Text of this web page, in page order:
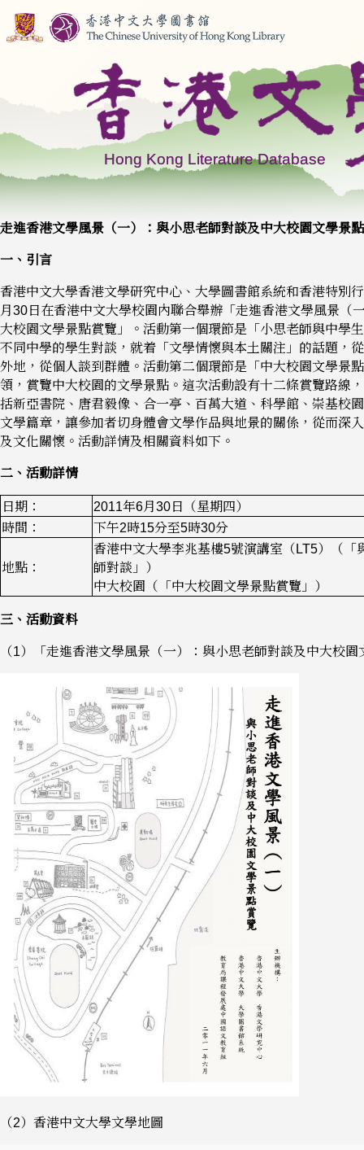
走進香港文學風景（一）：與小思老師對談及中大校園文學景
一、引言
香港中文大學香港文學研究中心、大學圖書館系統和香港特別
月30日在香港中文大學校園內聯合舉辦「走進香港文學風景（
大校園文學景點賞覽」。活動第一個環節是「小思老師與中學
不同中學的學生對談，就着「文學情懷與本土關注」的話題，
外地，從個人談到群體。活動第二個環節是「中大校園文學景
領，賞覽中大校園的文學景點。這次活動設有十二條賞覽路線
括新亞書院、唐君毅像、合一亭、百萬大道、科學館、崇基校
文學篇章，讓參加者切身體會文學作品與地景的關係，從而深
及文化關懷。活動詳情及相關資料如下。
二、活動詳情
日期：
2011年6月30日（星期四）
時間：
下午2時15分至5時30分
地點：
香港中文大學李兆基樓5號演講室（LT5）（「
師對談」）
中大校園（「中大校園文學景點賞覽」）
三、活動資料
（1）「走進香港文學風景（一）：與小思老師對談及中大校
（2）香港中文大學文學地圖